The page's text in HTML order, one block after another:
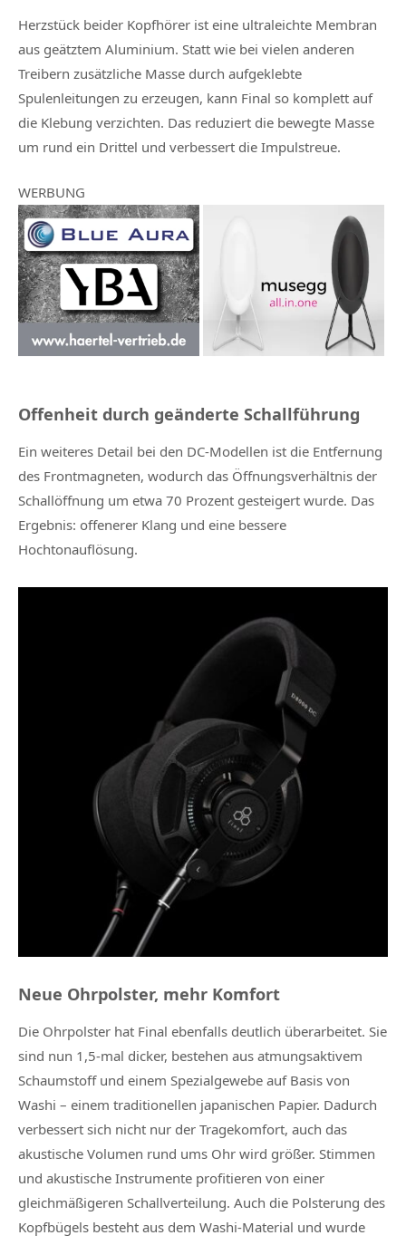
Herzstück beider Kopfhörer ist eine ultraleichte Membran
aus geätztem Aluminium. Statt wie bei vielen anderen
Treibern zusätzliche Masse durch aufgeklebte
Spulenleitungen zu erzeugen, kann Final so komplett auf
die Klebung verzichten. Das reduziert die bewegte Masse
um rund ein Drittel und verbessert die Impulstreue.
WERBUNG
Offenheit durch geänderte Schallführung
Ein weiteres Detail bei den DC-Modellen ist die Entfernung
des Frontmagneten, wodurch das Öffnungsverhältnis der
Schallöffnung um etwa 70 Prozent gesteigert wurde. Das
Ergebnis: offenerer Klang und eine bessere
Hochtonauflösung.
Neue Ohrpolster, mehr Komfort
Die Ohrpolster hat Final ebenfalls deutlich überarbeitet. Sie
sind nun 1,5-mal dicker, bestehen aus atmungsaktivem
Schaumstoff und einem Spezialgewebe auf Basis von
Washi – einem traditionellen japanischen Papier. Dadurch
verbessert sich nicht nur der Tragekomfort, auch das
akustische Volumen rund ums Ohr wird größer. Stimmen
und akustische Instrumente profitieren von einer
gleichmäßigeren Schallverteilung. Auch die Polsterung des
Kopfbügels besteht aus dem Washi-Material und wurde